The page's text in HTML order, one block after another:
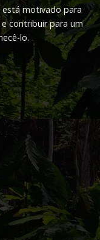
está motivado para
contribuir para um
lo.